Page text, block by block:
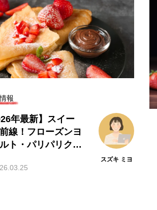
【2026年最新】注目の飲食店フラ
ンチャイズブランド特集｜これか
ら伸びるおすすめFC10選
2026.07.30
報
年最新】スイー
線！フローズンヨ
ト・パリパリクレ
スズキ ミヨ